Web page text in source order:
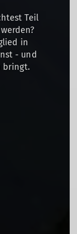
Teil
in
- und
bringt.